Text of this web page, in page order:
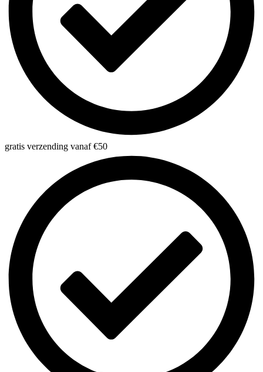
gratis verzending vanaf €50